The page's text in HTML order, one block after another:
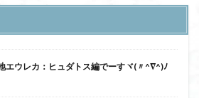
エウレカ：ヒュダトス編でーすヾ(〃^∇^)ﾉ